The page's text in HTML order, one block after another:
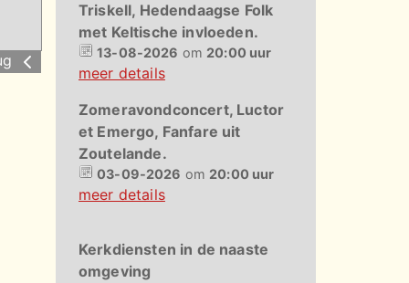
Triskell, Hedendaagse Folk
met Keltische invloeden.
13-08-2026 om 20:00 uur
meer details
Zomeravondconcert, Luctor
et Emergo, Fanfare uit
Zoutelande.
03-09-2026 om 20:00 uur
meer details
Kerkdiensten in de naaste
omgeving